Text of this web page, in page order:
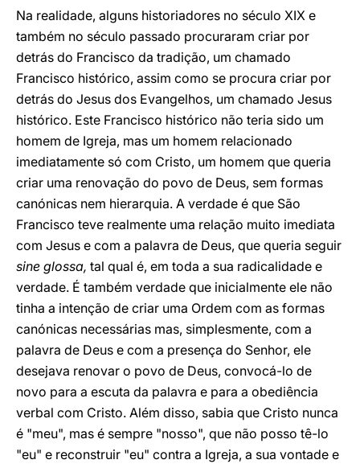
Na realidade, alguns historiadores no século XIX e
também no século passado procuraram criar por
detrás do Francisco da tradição, um chamado
Francisco histórico, assim como se procura criar por
detrás do Jesus dos Evangelhos, um chamado Jesus
histórico. Este Francisco histórico não teria sido um
homem de Igreja, mas um homem relacionado
imediatamente só com Cristo, um homem que queria
criar uma renovação do povo de Deus, sem formas
canónicas nem hierarquia. A verdade é que São
Francisco teve realmente uma relação muito imediata
com Jesus e com a palavra de Deus, que queria seguir
sine glossa, tal qual é, em toda a sua radicalidade e
verdade. É também verdade que inicialmente ele não
tinha a intenção de criar uma Ordem com as formas
canónicas necessárias mas, simplesmente, com a
palavra de Deus e com a presença do Senhor, ele
desejava renovar o povo de Deus, convocá-lo de
novo para a escuta da palavra e para a obediência
verbal com Cristo. Além disso, sabia que Cristo nunca
é "meu", mas é sempre "nosso", que não posso tê-lo
"eu" e reconstruir "eu" contra a Igreja, a sua vontade e